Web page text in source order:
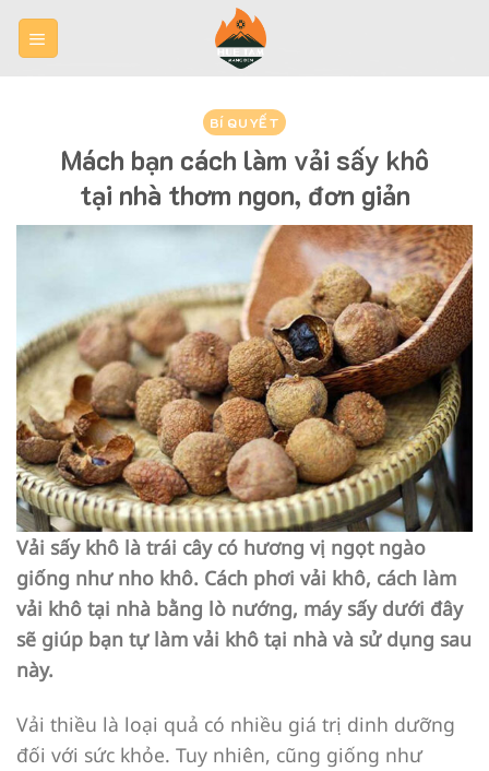
Skip
BÍ QUYẾT
Mách bạn cách làm vải sấy khô
tại nhà thơm ngon, đơn giản
Vải sấy khô là trái cây có hương vị ngọt ngào
giống như nho khô. Cách phơi vải khô, cách làm
vải khô tại nhà bằng lò nướng, máy sấy dưới đây
sẽ giúp bạn tự làm vải khô tại nhà và sử dụng sau
này.
Vải thiều là loại quả có nhiều giá trị dinh dưỡng
đối với sức khỏe. Tuy nhiên, cũng giống như